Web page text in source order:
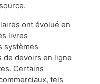
ont évolué en
livres
systèmes
de devoirs en ligne
Certains
tels